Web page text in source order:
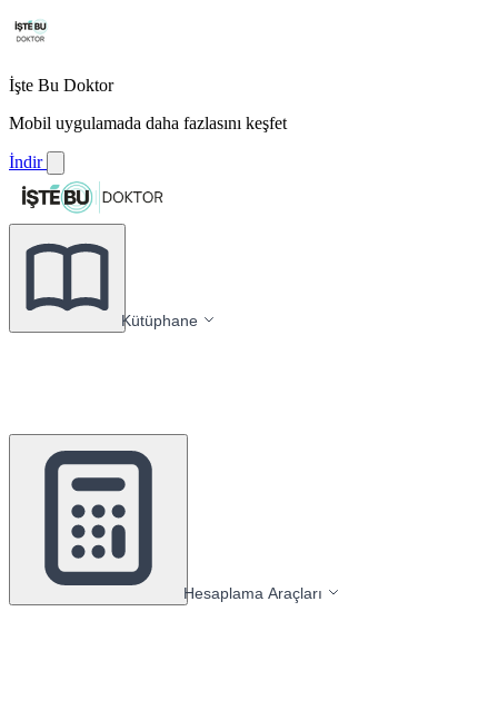
İşte Bu Doktor
Mobil uygulamada daha fazlasını keşfet
İndir
Kütüphane
Hesaplama Araçları